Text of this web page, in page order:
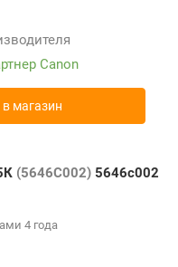
Canon
магазин
(5646C002) 5646c002
4 года